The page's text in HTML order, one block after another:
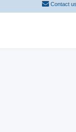
Contact us